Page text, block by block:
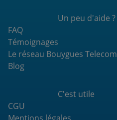
Un peu d'aide ?
FAQ
Témoignages
Le réseau Bouygues Telecom
Blog
C'est utile
CGU